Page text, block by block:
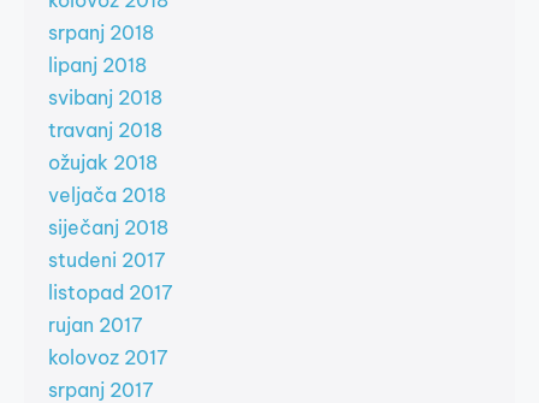
srpanj 2018
lipanj 2018
svibanj 2018
travanj 2018
ožujak 2018
veljača 2018
siječanj 2018
studeni 2017
listopad 2017
rujan 2017
kolovoz 2017
srpanj 2017